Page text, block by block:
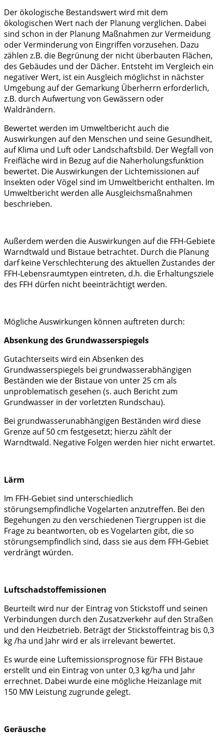
Der ökologische Bestandswert wird mit dem
ökologischen Wert nach der Planung verglichen. Dabei
sind schon in der Planung Maßnahmen zur Vermeidung
oder Verminderung von Eingriffen vorzusehen. Dazu
zählen z.B. die Begrünung der nicht überbauten Flächen,
des Gebäudes und der Dächer. Entsteht im Vergleich ein
negativer Wert, ist ein Ausgleich möglichst in nächster
Umgebung auf der Gemarkung Überherrn erforderlich,
z.B. durch Aufwertung von Gewässern oder
Waldrändern.
Bewertet werden im Umweltbericht auch die
Auswirkungen auf den Menschen und seine Gesundheit,
auf Klima und Luft oder Landschaftsbild. Der Wegfall von
Freifläche wird in Bezug auf die Naherholungsfunktion
bewertet. Die Auswirkungen der Lichtemissionen auf
Insekten oder Vögel sind im Umweltbericht enthalten. Im
Umweltbericht werden alle Ausgleichsmaßnahmen
beschrieben.
Außerdem werden die Auswirkungen auf die FFH-Gebiete
Warndtwald und Bistaue betrachtet. Durch die Planung
darf keine Verschlechterung des aktuellen Zustandes der
FFH-Lebensraumtypen eintreten, d.h. die Erhaltungsziele
des FFH dürfen nicht beeinträchtigt werden.
Mögliche Auswirkungen können auftreten durch:
Absenkung des Grundwasserspiegels
Gutachterseits wird ein Absenken des
Grundwasserspiegels bei grundwasserabhängigen
Beständen wie der Bistaue von unter 25 cm als
unproblematisch gesehen (s. auch Bericht zum
Grundwasser in der vorletzten Rundschau).
Bei grundwasserunabhängigen Beständen wird diese
Grenze auf 50 cm festgesetzt; hierzu zählt der
Warndtwald. Negative Folgen werden hier nicht erwartet.
Lärm
Im FFH-Gebiet sind unterschiedlich
störungsempfindliche Vogelarten anzutreffen. Bei den
Begehungen zu den verschiedenen Tiergruppen ist die
Frage zu beantworten, ob es Vogelarten gibt, die so
störungsempfindlich sind, dass sie aus dem FFH-Gebiet
verdrängt würden.
Luftschadstoffemissionen
Beurteilt wird nur der Eintrag von Stickstoff und seinen
Verbindungen durch den Zusatzverkehr auf den Straßen
und den Heizbetrieb. Beträgt der Stickstoffeintrag bis 0,3
kg /ha und Jahr wird er als irrelevant bewertet.
Es wurde eine Luftemissionsprognose für FFH Bistaue
erstellt und ein Eintrag von unter 0,3 kg/ha und Jahr
errechnet. Dabei wurde eine mögliche Heizanlage mit
150 MW Leistung zugrunde gelegt.
Geräusche